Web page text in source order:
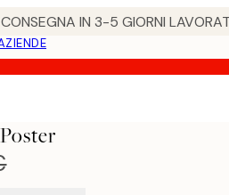
IN 3-5 GIORNI